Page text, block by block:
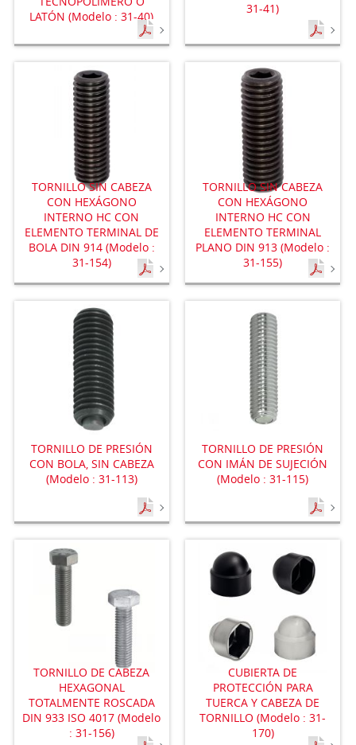
LATÓN (Modelo : 31-40)
31-41)
TORNILLO SIN CABEZA
CON HEXÁGONO
INTERNO HC CON
ELEMENTO TERMINAL DE
BOLA DIN 914 (Modelo :
31-154)
TORNILLO SIN CABEZA
CON HEXÁGONO
INTERNO HC CON
ELEMENTO TERMINAL
PLANO DIN 913 (Modelo :
31-155)
TORNILLO DE PRESIÓN
CON BOLA, SIN CABEZA
(Modelo : 31-113)
TORNILLO DE PRESIÓN
CON IMÁN DE SUJECIÓN
(Modelo : 31-115)
TORNILLO DE CABEZA
HEXAGONAL
TOTALMENTE ROSCADA
DIN 933 ISO 4017 (Modelo
: 31-156)
CUBIERTA DE
PROTECCIÓN PARA
TUERCA Y CABEZA DE
TORNILLO (Modelo : 31-
170)